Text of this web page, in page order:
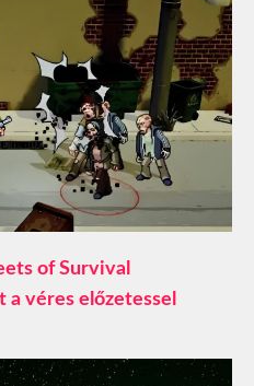
of Survival
véres előzetessel